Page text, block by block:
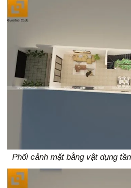
Phối cảnh mặt bằng vật dụng